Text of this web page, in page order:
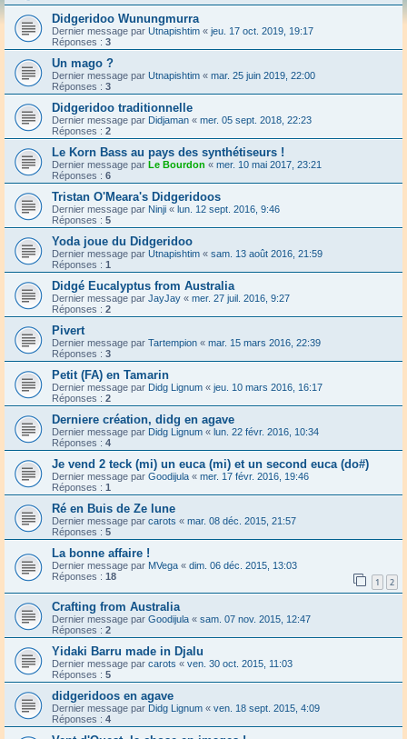
Didgeridoo Wunungmurra
Dernier message par Utnapishtim « jeu. 17 oct. 2019, 19:17
Réponses : 3
Un mago ?
Dernier message par Utnapishtim « mar. 25 juin 2019, 22:00
Réponses : 3
Didgeridoo traditionnelle
Dernier message par Didjaman « mer. 05 sept. 2018, 22:23
Réponses : 2
Le Korn Bass au pays des synthétiseurs !
Dernier message par Le Bourdon « mer. 10 mai 2017, 23:21
Réponses : 6
Tristan O'Meara's Didgeridoos
Dernier message par Ninji « lun. 12 sept. 2016, 9:46
Réponses : 5
Yoda joue du Didgeridoo
Dernier message par Utnapishtim « sam. 13 août 2016, 21:59
Réponses : 1
Didgé Eucalyptus from Australia
Dernier message par JayJay « mer. 27 juil. 2016, 9:27
Réponses : 2
Pivert
Dernier message par Tartempion « mar. 15 mars 2016, 22:39
Réponses : 3
Petit (FA) en Tamarin
Dernier message par Didg Lignum « jeu. 10 mars 2016, 16:17
Réponses : 2
Derniere création, didg en agave
Dernier message par Didg Lignum « lun. 22 févr. 2016, 10:34
Réponses : 4
Je vend 2 teck (mi) un euca (mi) et un second euca (do#)
Dernier message par Goodijula « mer. 17 févr. 2016, 19:46
Réponses : 1
Ré en Buis de Ze lune
Dernier message par carots « mar. 08 déc. 2015, 21:57
Réponses : 5
La bonne affaire !
Dernier message par MVega « dim. 06 déc. 2015, 13:03
Réponses : 18 1 2
Crafting from Australia
Dernier message par Goodijula « sam. 07 nov. 2015, 12:47
Réponses : 2
Yidaki Barru made in Djalu
Dernier message par carots « ven. 30 oct. 2015, 11:03
Réponses : 5
didgeridoos en agave
Dernier message par Didg Lignum « ven. 18 sept. 2015, 4:09
Réponses : 4